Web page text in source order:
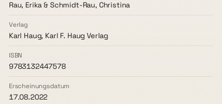
Rau, Erika & Schmidt-Rau, Christina
Verlag
Karl Haug, Karl F. Haug Verlag
ISBN
9783132447578
Erscheinungsdatum
17.08.2022